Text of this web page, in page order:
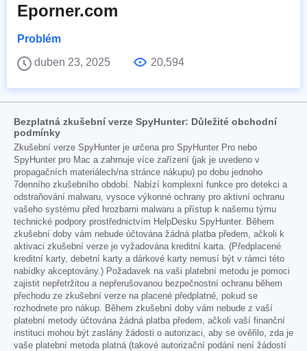
Eporner.com
Problém
duben 23, 2025
20,594
Bezplatná zkušební verze SpyHunter: Důležité obchodní
podmínky
Zkušební verze SpyHunter je určena pro SpyHunter Pro nebo
SpyHunter pro Mac a zahrnuje více zařízení (jak je uvedeno v
propagačních materiálech/na stránce nákupu) po dobu jednoho
7denního zkušebního období. Nabízí komplexní funkce pro detekci a
odstraňování malwaru, vysoce výkonné ochrany pro aktivní ochranu
vašeho systému před hrozbami malwaru a přístup k našemu týmu
technické podpory prostřednictvím HelpDesku SpyHunter. Během
zkušební doby vám nebude účtována žádná platba předem, ačkoli k
aktivaci zkušební verze je vyžadována kreditní karta. (Předplacené
kreditní karty, debetní karty a dárkové karty nemusí být v rámci této
nabídky akceptovány.) Požadavek na vaši platební metodu je pomoci
zajistit nepřetržitou a nepřerušovanou bezpečnostní ochranu během
přechodu ze zkušební verze na placené předplatné, pokud se
rozhodnete pro nákup. Během zkušební doby vám nebude z vaší
platební metody účtována žádná platba předem, ačkoli vaší finanční
instituci mohou být zaslány žádosti o autorizaci, aby se ověřilo, zda je
vaše platební metoda platná (takové autorizační podání není žádostí